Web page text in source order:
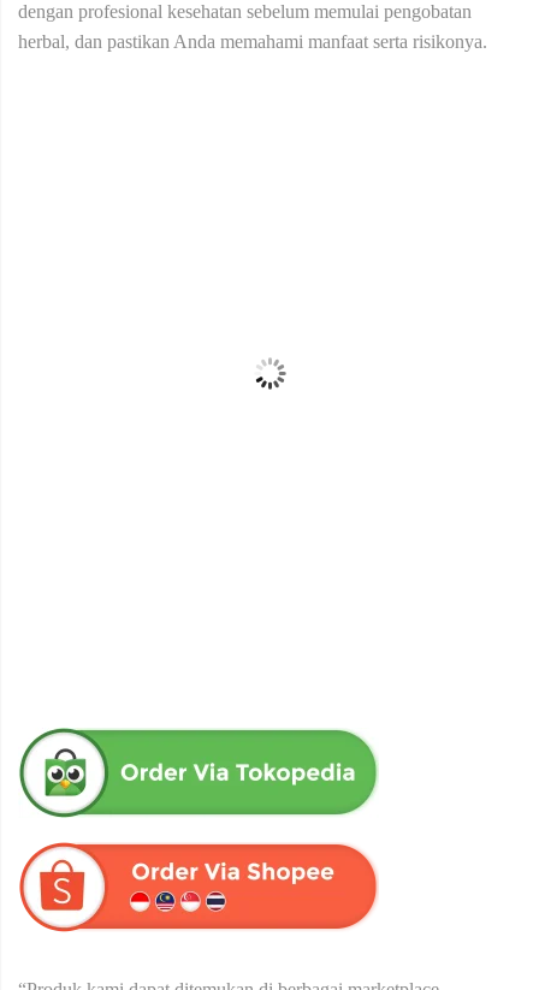
dengan profesional kesehatan sebelum memulai pengobatan
herbal, dan pastikan Anda memahami manfaat serta risikonya.